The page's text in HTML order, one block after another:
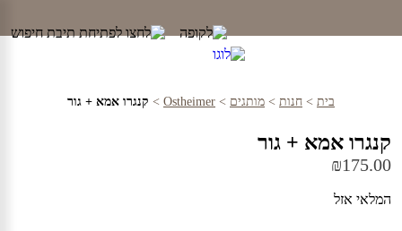
content
בית > חנות > מותגים >
Ostheimer
> קנגרו אמא + גור
קנגרו אמא + גור
₪175.00
המלאי אזל